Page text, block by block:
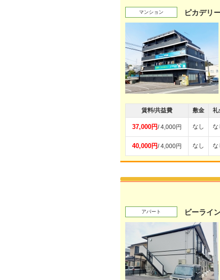
マンション ピカデリ
賃料/共益費 敷金 礼
37,000円/ 4,000円 なし な
40,000円/ 4,000円 なし な
アパート ビーライ